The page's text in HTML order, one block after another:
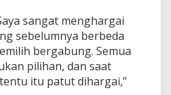
sangat menghargai
sebelumnya berbeda
bergabung. Semua
pilihan, dan saat
itu patut dihargai,”